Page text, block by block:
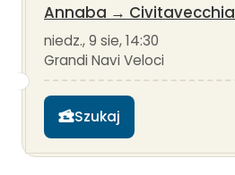
Annaba → Civitavecchia
niedz., 9 sie, 14:30
Grandi Navi Veloci
Szukaj